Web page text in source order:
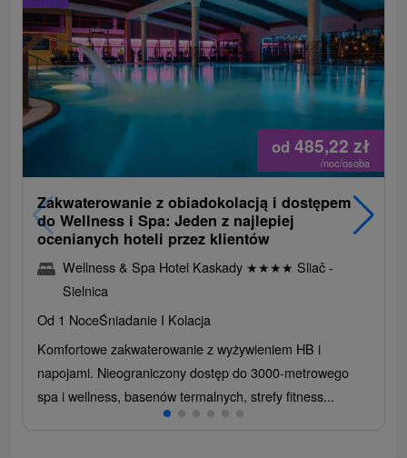
od 485,22 zł
/noc/osoba
Zakwaterowanie z obiadokolacją i dostępem
do Wellness i Spa: Jeden z najlepiej
ocenianych hoteli przez klientów
Wellness & Spa Hotel Kaskady ★★★★ Sliač -
Sielnica
Od 1 NoceŚniadanie I Kolacja
Komfortowe zakwaterowanie z wyżywieniem HB i
napojami. Nieograniczony dostęp do 3000-metrowego
spa i wellness, basenów termalnych, strefy fitness...